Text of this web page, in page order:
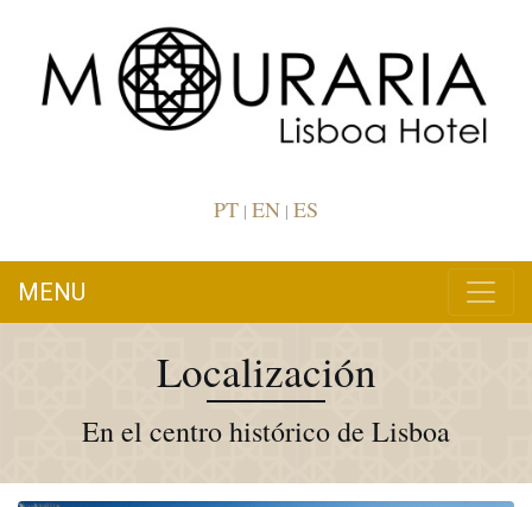
PT | EN | ES
MENU
Localización
En el centro histórico de Lisboa